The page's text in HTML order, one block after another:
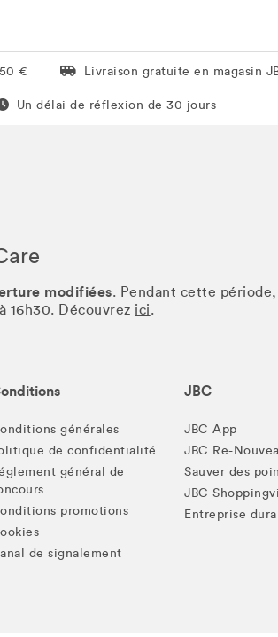
€ Livraison gratuite en magasin
Livraison gratuite en magasin
Un délai de réflexion de 60 jours
Un délai de réflexion de 30 jours
modifiées. Pendant cette
16h30. Découvrez ici.
générales
de confidentialité
général de
promotions
de signalement
JBC
JBC App
JBC Re-
Sauver des
JBC
Entreprise